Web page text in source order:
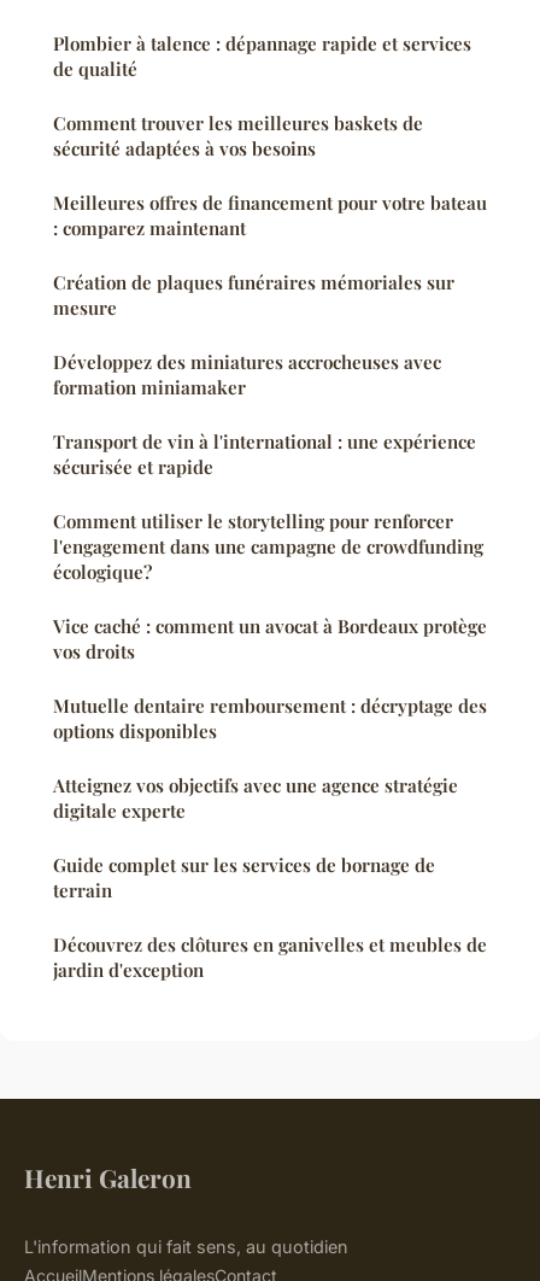
Plombier à talence : dépannage rapide et services
de qualité
Comment trouver les meilleures baskets de
sécurité adaptées à vos besoins
Meilleures offres de financement pour votre bateau
: comparez maintenant
Création de plaques funéraires mémoriales sur
mesure
Développez des miniatures accrocheuses avec
formation miniamaker
Transport de vin à l'international : une expérience
sécurisée et rapide
Comment utiliser le storytelling pour renforcer
l'engagement dans une campagne de crowdfunding
écologique?
Vice caché : comment un avocat à Bordeaux protège
vos droits
Mutuelle dentaire remboursement : décryptage des
options disponibles
Atteignez vos objectifs avec une agence stratégie
digitale experte
Guide complet sur les services de bornage de
terrain
Découvrez des clôtures en ganivelles et meubles de
jardin d'exception
Henri Galeron
L'information qui fait sens, au quotidien
AccueilMentions légalesContact